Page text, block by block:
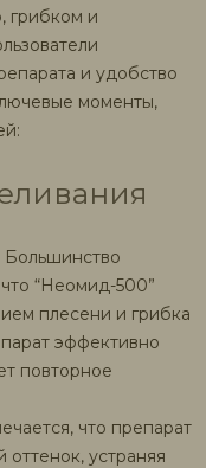
грибком и
и удобство
моменты,
Большинство
“Неомид-500”
плесени и грибка
эффективно
повторное
что препарат
устраняя